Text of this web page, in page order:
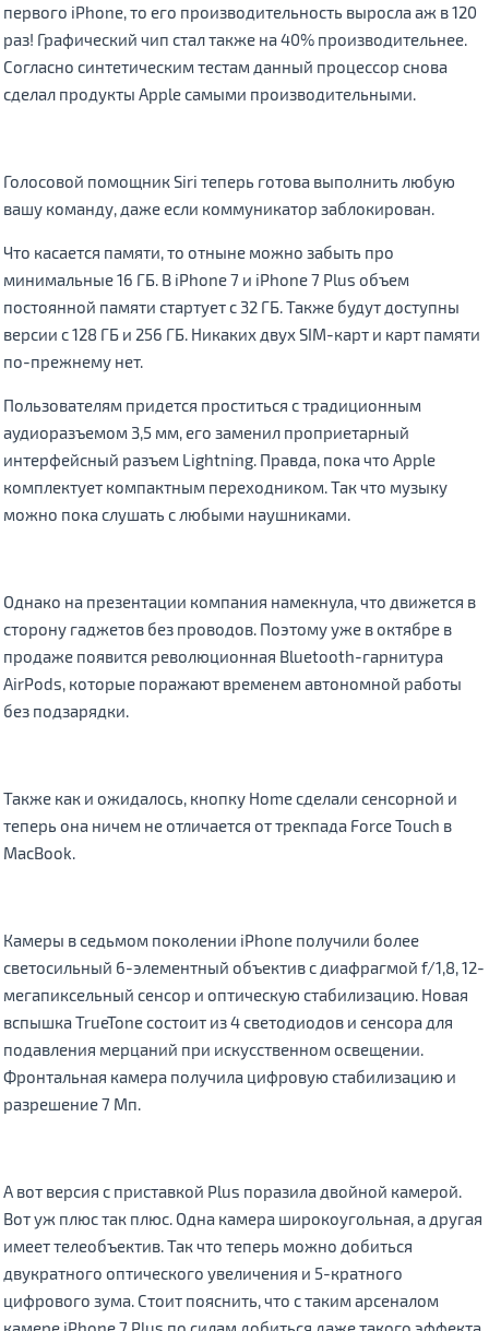
первого iPhone, то его производительность выросла аж в 120
раз! Графический чип стал также на 40% производительнее.
Согласно синтетическим тестам данный процессор снова
сделал продукты Apple самыми производительными.
Голосовой помощник Siri теперь готова выполнить любую
вашу команду, даже если коммуникатор заблокирован.
Что касается памяти, то отныне можно забыть про
минимальные 16 ГБ. В iPhone 7 и iPhone 7 Plus объем
постоянной памяти стартует с 32 ГБ. Также будут доступны
версии с 128 ГБ и 256 ГБ. Никаких двух SIM-карт и карт памяти
по-прежнему нет.
Пользователям придется проститься с традиционным
аудиоразъемом 3,5 мм, его заменил проприетарный
интерфейсный разъем Lightning. Правда, пока что Apple
комплектует компактным переходником. Так что музыку
можно пока слушать с любыми наушниками.
Однако на презентации компания намекнула, что движется в
сторону гаджетов без проводов. Поэтому уже в октябре в
продаже появится революционная Bluetooth-гарнитура
AirPods, которые поражают временем автономной работы
без подзарядки.
Также как и ожидалось, кнопку Home сделали сенсорной и
теперь она ничем не отличается от трекпада Force Touch в
MacBook.
Камеры в седьмом поколении iPhone получили более
светосильный 6-элементный объектив с диафрагмой f/1,8, 12-
мегапиксельный сенсор и оптическую стабилизацию. Новая
вспышка TrueTone состоит из 4 светодиодов и сенсора для
подавления мерцаний при искусственном освещении.
Фронтальная камера получила цифровую стабилизацию и
разрешение 7 Мп.
А вот версия с приставкой Plus поразила двойной камерой.
Вот уж плюс так плюс. Одна камера широкоугольная, а другая
имеет телеобъектив. Так что теперь можно добиться
двукратного оптического увеличения и 5-кратного
цифрового зума. Стоит пояснить, что с таким арсеналом